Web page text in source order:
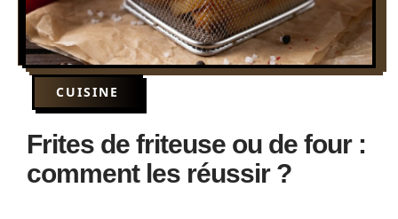
CUISINE
Frites de friteuse ou de four :
comment les réussir ?